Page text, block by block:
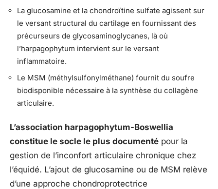
La glucosamine et la chondroïtine sulfate agissent sur
le versant structural du cartilage en fournissant des
précurseurs de glycosaminoglycanes, là où
l’harpagophytum intervient sur le versant
inflammatoire.
Le MSM (méthylsulfonylméthane) fournit du soufre
biodisponible nécessaire à la synthèse du collagène
articulaire.
L’association harpagophytum-Boswellia
constitue le socle le plus documenté pour la
gestion de l’inconfort articulaire chronique chez
l’équidé. L’ajout de glucosamine ou de MSM relève
d’une approche chondroprotectrice